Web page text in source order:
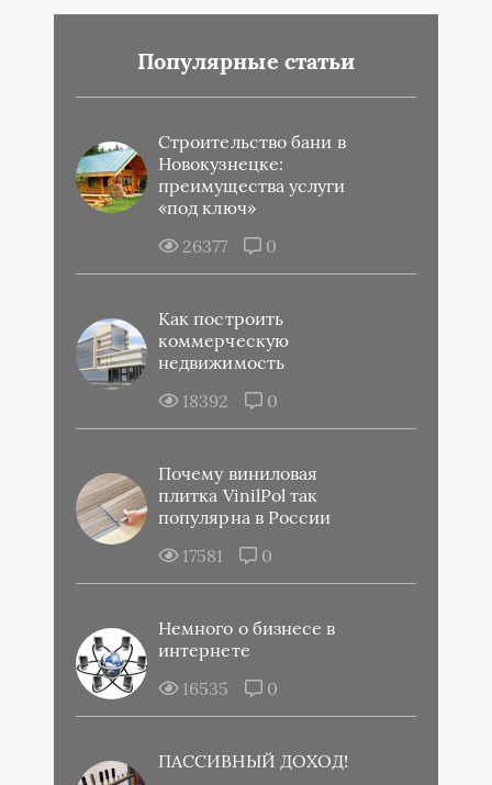
Популярные статьи
Строительство бани в
Новокузнецке:
преимущества услуги
«под ключ»
26377
0
Как построить
коммерческую
недвижимость
18392
0
Почему виниловая
плитка VinilPol так
популярна в России
17581
0
Немного о бизнесе в
интернете
16535
0
ПАССИВНЫЙ ДОХОД!